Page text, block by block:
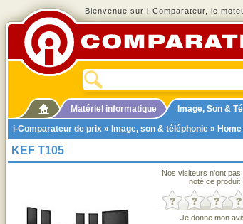
Bienvenue sur i-Comparateur, le
Matériel informatique Image, Son &
i-Comparateur de prix » Image, son & téléphonie »
KEF T105
Nos visiteurs n'ont pas
noté ce produit
Je donne mon